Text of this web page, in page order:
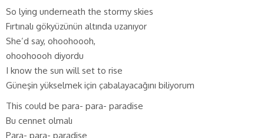
So lying underneath the stormy skies
Fırtınalı gökyüzünün altında uzanıyor
She’d say, ohoohoooh,
ohoohoooh diyordu
I know the sun will set to rise
Güneşin yükselmek için çabalayacağını biliyorum
This could be para- para- paradise
Bu cennet olmalı
Para- para- paradise